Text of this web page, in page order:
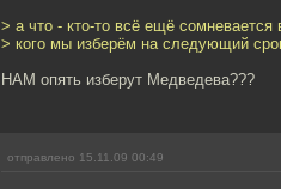
> а что - кто-то всё ещё сомневается
> кого мы изберём на следующий
НАМ опять изберут Медведева???
отправлено 15.11.09 00:49